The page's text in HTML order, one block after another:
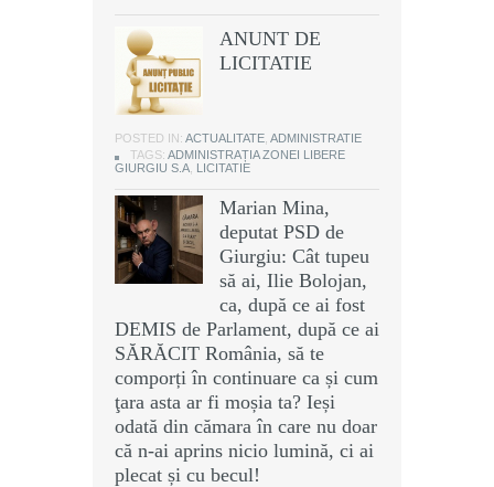
ANUNT DE
LICITATIE
POSTED IN: ACTUALITATE ADMINISTRATIE
TAGS: ADMINISTRAȚIA ZONEI LIBERE
GIURGIU S.A LICITATIE
Marian Mina,
deputat PSD de
Giurgiu: Cât tupeu
să ai, Ilie Bolojan,
ca, după ce ai fost
DEMIS de Parlament, după ce ai
SĂRĂCIT România, să te
comporți în continuare ca și cum
ţara asta ar fi moșia ta? Ieși
odată din cămara în care nu doar
că n-ai aprins nicio lumină, ci ai
plecat și cu becul!